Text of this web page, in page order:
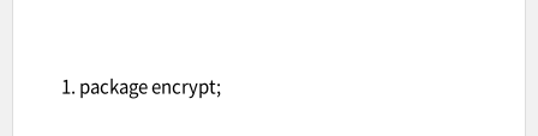
package encrypt;